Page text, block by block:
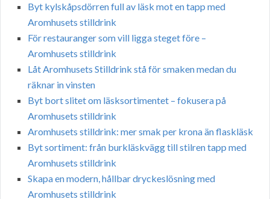
Byt kylskåpsdörren full av läsk mot en tapp med
Aromhusets stilldrink
För restauranger som vill ligga steget före –
Aromhusets stilldrink
Låt Aromhusets Stilldrink stå för smaken medan du
räknar in vinsten
Byt bort slitet om läsksortimentet – fokusera på
Aromhusets stilldrink
Aromhusets stilldrink: mer smak per krona än flaskläsk
Byt sortiment: från burkläskvägg till stilren tapp med
Aromhusets stilldrink
Skapa en modern, hållbar dryckeslösning med
Aromhusets stilldrink